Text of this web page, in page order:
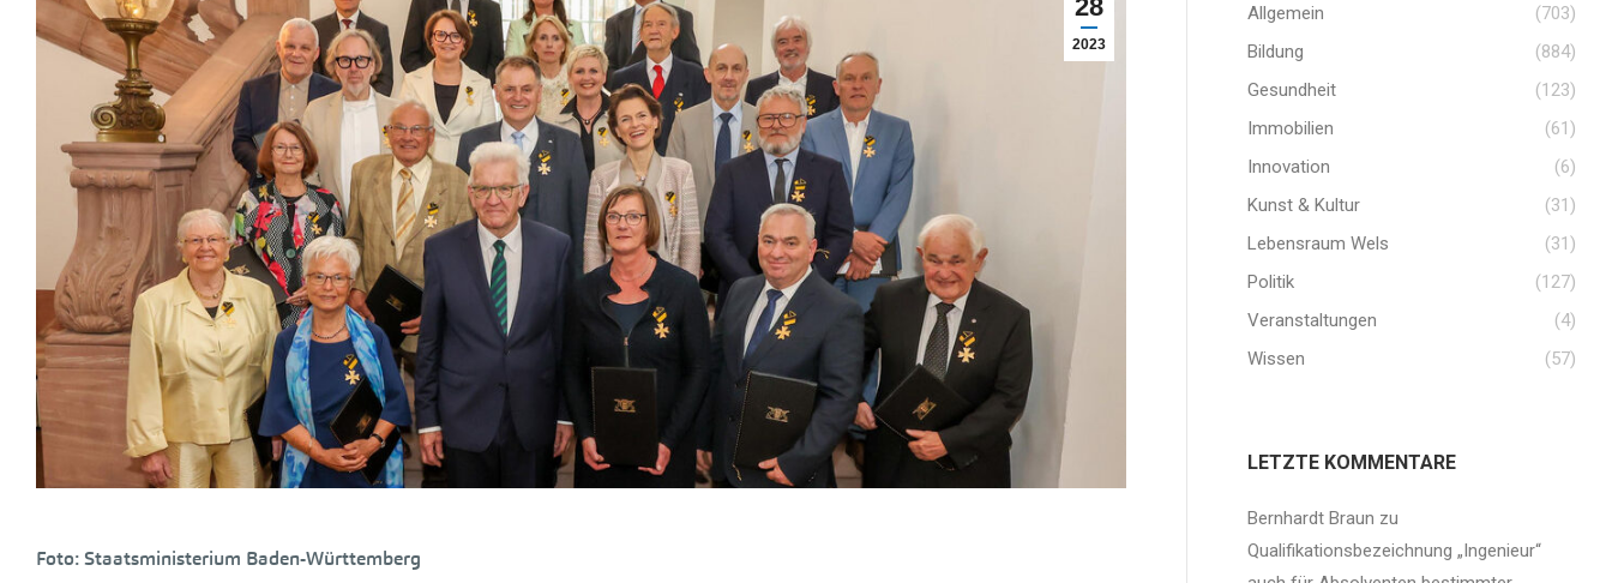
28
2023
Foto: Staatsministerium Baden-Württemberg
Allgemein
(703)
Bildung
(884)
Gesundheit
(123)
Immobilien
(61)
Innovation
(6)
Kunst & Kultur
(31)
Lebensraum Wels
(31)
Politik
(127)
Veranstaltungen
(4)
Wissen
(57)
LETZTE KOMMENTARE
Bernhardt Braun zu
Qualifikationsbezeichnung „Ingenieur“